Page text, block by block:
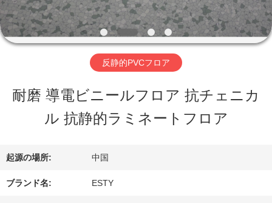
品
シ
わ
反静的PVCフロア
耐磨 導電ビニールフロア 抗チェニカ
ル 抗静的ラミネートフロア
起源の場所: 中国
ブランド名: ESTY